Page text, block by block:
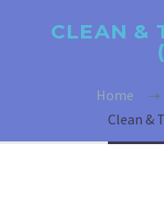
CLEAN &
Home
Clean &